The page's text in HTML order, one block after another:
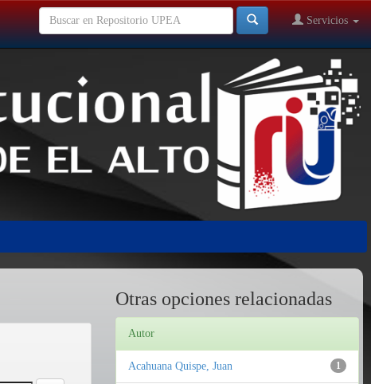
Servicios
Otras opciones relacionadas
Autor
1
Acahuana Quispe, Juan